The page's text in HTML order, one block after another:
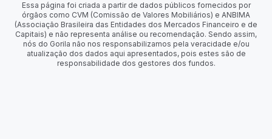
Essa página foi criada a partir de dados públicos fornecidos por
órgãos como CVM (Comissão de Valores Mobiliários) e ANBIMA
(Associação Brasileira das Entidades dos Mercados Financeiro e de
Capitais) e não representa análise ou recomendação. Sendo assim,
nós do Gorila não nos responsabilizamos pela veracidade e/ou
atualização dos dados aqui apresentados, pois estes são de
responsabilidade dos gestores dos fundos.